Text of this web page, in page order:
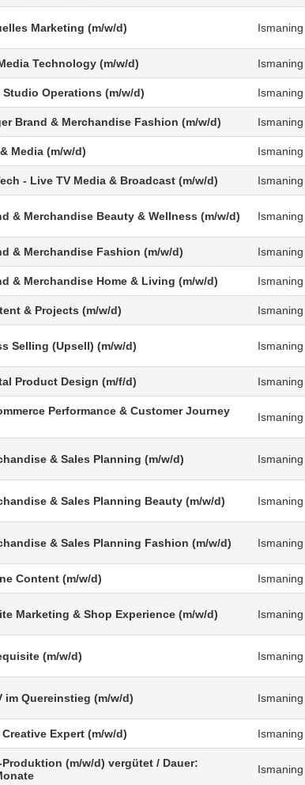
Marketing (m/w/d) Ismaning
Technology (m/w/d) Ismaning
Operations (m/w/d) Ismaning
Brand & Merchandise Fashion (m/w/d) Ismaning
Media (m/w/d) Ismaning
- Live TV Media & Broadcast (m/w/d) Ismaning
& Merchandise Beauty & Wellness (m/w/d) Ismaning
& Merchandise Fashion (m/w/d) Ismaning
& Merchandise Home & Living (m/w/d) Ismaning
& Projects (m/w/d) Ismaning
Selling (Upsell) (m/w/d) Ismaning
Product Design (m/f/d) Ismaning
Performance & Customer Journey
Ismaning
& Sales Planning (m/w/d) Ismaning
& Sales Planning Beauty (m/w/d) Ismaning
& Sales Planning Fashion (m/w/d) Ismaning
Content (m/w/d) Ismaning
Marketing & Shop Experience (m/w/d) Ismaning
(m/w/d) Ismaning
im Quereinstieg (m/w/d) Ismaning
Expert (m/w/d) Ismaning
Produktion (m/w/d) vergütet / Dauer:
Ismaning